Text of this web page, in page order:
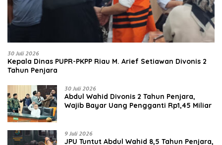
30 Juli 2026
Kepala Dinas PUPR-PKPP Riau M. Arief Setiawan Divonis 2
Tahun Penjara
30 Juli 2026
‎‎Abdul Wahid Divonis 2 Tahun Penjara,
Wajib Bayar Uang Pengganti Rp1,45 Miliar
9 Juli 2026
JPU Tuntut Abdul Wahid 8,5 Tahun Penjara,